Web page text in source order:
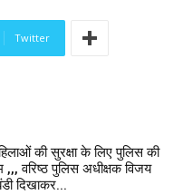
Twitter
की सुरक्षा के लिए पुलिस की
,,, वरिष्ठ पुलिस अधीक्षक विजय
दिखाकर...